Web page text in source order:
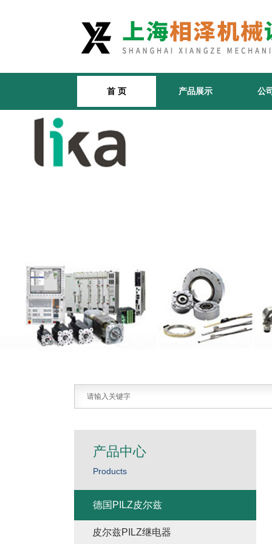
首 页 产品展示 公
产品中心
Products
德国PILZ皮尔兹
皮尔兹PILZ继电器